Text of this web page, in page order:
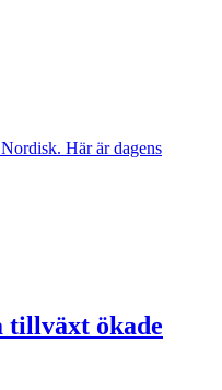
Här är dagens
tillväxt ökade